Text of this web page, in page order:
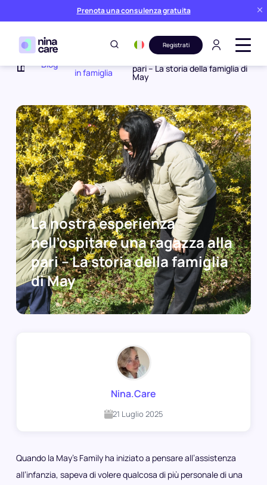
Prenota una consulenza gratuita
Registrati
Blog
in famiglia
La nostra esperienza
pari – La storia della famiglia di
May
La nostra esperienza
nell’ospitare una ragazza alla
pari – La storia della famiglia
di May
Nina.Care
21 Luglio 2025
Quando la May’s Family ha iniziato a pensare all’assistenza
all’infanzia, sapeva di volere qualcosa di più personale di una